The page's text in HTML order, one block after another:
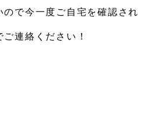
で今一度ご自宅を確認され
連絡ください！